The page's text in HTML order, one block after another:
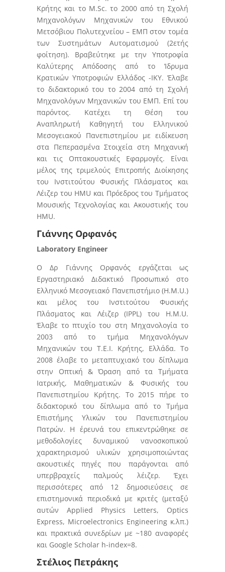
Κρήτης και το M.Sc. το 2000 από τη Σχολή
Μηχανολόγων Μηχανικών του Εθνικού
Μετσόβιου Πολυτεχνείου – ΕΜΠ στον τομέα
των Συστημάτων Αυτοματισμού (2ετής
φοίτηση). Βραβεύτηκε με την Υποτροφία
Καλύτερης Απόδοσης από το Ίδρυμα
Κρατικών Υποτροφιών Ελλάδος -ΙΚΥ. Έλαβε
το διδακτορικό του το 2004 από τη Σχολή
Μηχανολόγων Μηχανικών του ΕΜΠ. Επί του
παρόντος. Κατέχει τη Θέση του
Αναπληρωτή Καθηγητή του Ελληνικού
Μεσογειακού Πανεπιστημίου με ειδίκευση
στα Πεπερασμένα Στοιχεία στη Μηχανική
και τις Οπτακουστικές Εφαρμογές. Είναι
μέλος της τριμελούς Επιτροπής Διοίκησης
του Ινστιτούτου Φυσικής Πλάσματος και
Λέιζερ του HMU και Πρόεδρος του Τμήματος
Μουσικής Τεχνολογίας και Ακουστικής του
HMU.
Γιάννης Ορφανός
Laboratory Engineer
Ο Δρ Γιάννης Ορφανός εργάζεται ως
Εργαστηριακό Διδακτικό Προσωπικό στο
Ελληνικό Μεσογειακό Πανεπιστήμιο (H.M.U.)
και μέλος του Ινστιτούτου Φυσικής
Πλάσματος και Λέιζερ (IPPL) του H.M.U.
Έλαβε το πτυχίο του στη Μηχανολογία το
2003 από το τμήμα Μηχανολόγων
Μηχανικών του Τ.Ε.Ι. Κρήτης, Ελλάδα. Το
2008 έλαβε το μεταπτυχιακό του δίπλωμα
στην Οπτική & Όραση από τα Τμήματα
Ιατρικής, Μαθηματικών & Φυσικής του
Πανεπιστημίου Κρήτης. Το 2015 πήρε το
διδακτορικό του δίπλωμα από το Τμήμα
Επιστήμης Υλικών του Πανεπιστημίου
Πατρών. Η έρευνά του επικεντρώθηκε σε
μεθοδολογίες δυναμικού νανοσκοπικού
χαρακτηρισμού υλικών χρησιμοποιώντας
ακουστικές πηγές που παράγονται από
υπερβραχείς παλμούς λέιζερ. Έχει
περισσότερες από 12 δημοσιεύσεις σε
επιστημονικά περιοδικά με κριτές (μεταξύ
αυτών Applied Physics Letters, Optics
Express, Microelectronics Engineering κ.λπ.)
και πρακτικά συνεδρίων με ~180 αναφορές
και Google Scholar h-index=8.
Στέλιος Πετράκης